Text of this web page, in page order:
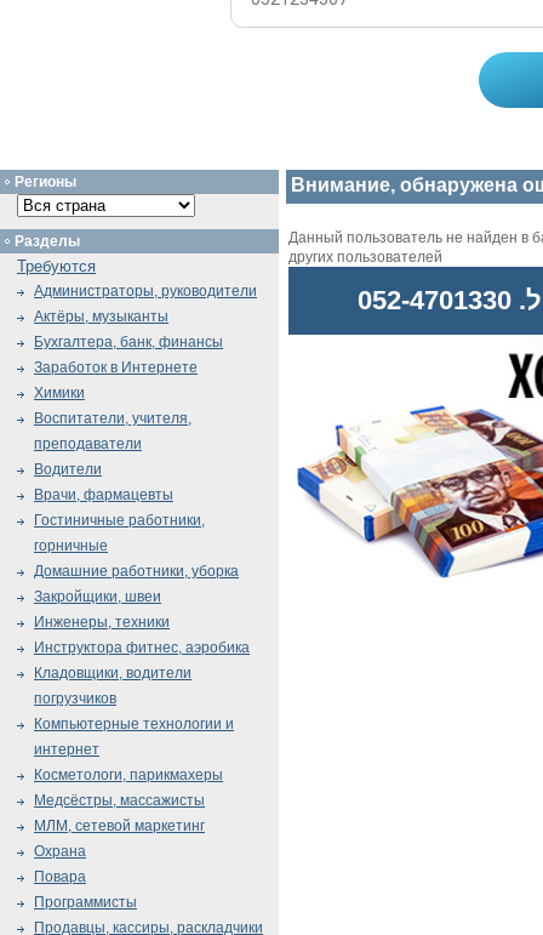
Внимание, обнаружена
Данный пользователь не найден в
других пользователей
Регионы
Разделы
Требуются
Администраторы, руководители
Актёры, музыканты
Бухгалтера, банк, финансы
Заработок в Интернете
Химики
Воспитатели, учителя,
преподаватели
Водители
Врачи, фармацевты
Гостиничные работники,
горничные
Домашние работники, уборка
Закройщики, швеи
Инженеры, техники
Инструктора фитнес, аэробика
Кладовщики, водители
погрузчиков
Компьютерные технологии и
интернет
Косметологи, парикмахеры
Медсёстры, массажисты
МЛМ, сетевой маркетинг
Охрана
Повара
Программисты
Продавцы, кассиры, раскладчики